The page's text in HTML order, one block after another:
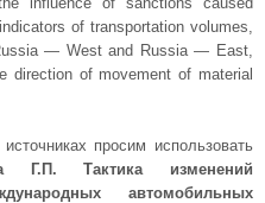
of transportation volumes,
— West and Russia — East,
of movement of material
просим использовать
Г.П. Тактика изменений
автомобильных